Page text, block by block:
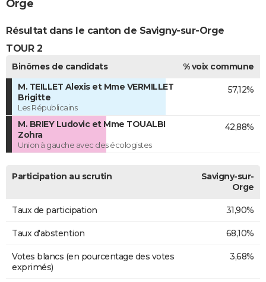
Orge
Résultat dans le canton de Savigny-sur-Orge
TOUR 2
Binômes de candidats
% voix commune
M. TEILLET Alexis et Mme VERMILLET
Brigitte
Les Républicains
57,12%
M. BRIEY Ludovic et Mme TOUALBI
Zohra
Union à gauche avec des écologistes
42,88%
Participation au scrutin
Savigny-sur-
Orge
Taux de participation 31,90%
Taux d'abstention 68,10%
Votes blancs (en pourcentage des votes
exprimés)
3,68%